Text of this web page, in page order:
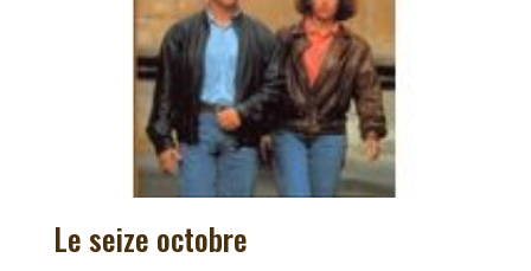
Le seize octobre